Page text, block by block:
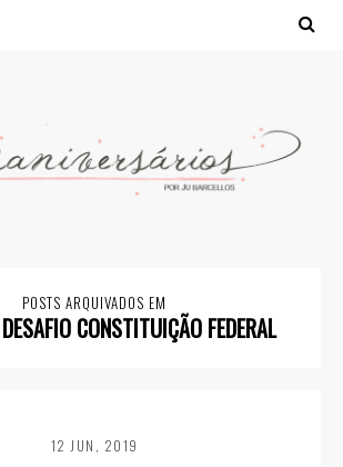
POSTS ARQUIVADOS EM
DESAFIO CONSTITUIÇÃO FEDERAL
12 JUN, 2019